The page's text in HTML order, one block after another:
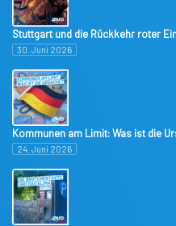
Stuttgart und die Rückkehr roter
30. Juni 2026
Kommunen am Limit: Was ist die
24. Juni 2026